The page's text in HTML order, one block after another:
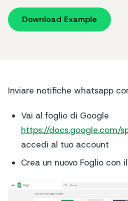
Download Example
Inviare notifiche whatsapp
Vai al foglio di Google
https://docs.google.com/
accedi al tuo account
Crea un nuovo Foglio con